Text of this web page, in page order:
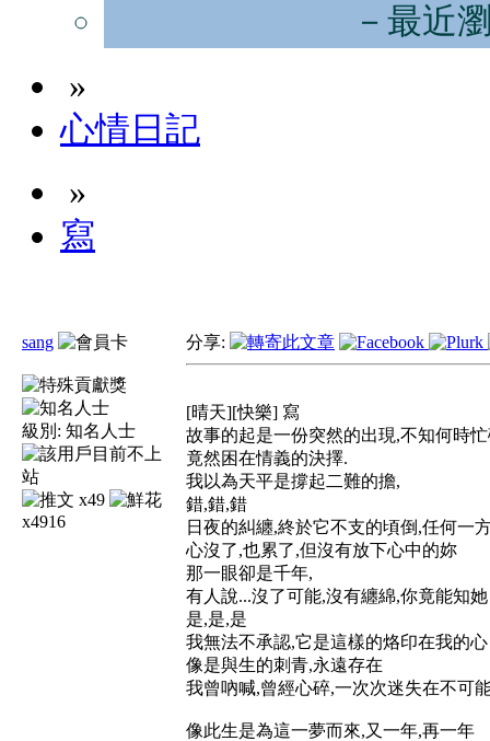
－最近
»
心情日記
»
寫
sang
級別: 知名人士
x49
x4916
分享:
[晴天][快樂] 寫
故事的起是一份突然的出現,不知何時
竟然困在情義的決擇.
我以為天平是撐起二難的擔,
錯,錯,錯
日夜的糾纏,終於它不支的頃倒,任何一
心沒了,也累了,但沒有放下心中的妳
那一眼卻是千年,
有人說...沒了可能,沒有纏綿,你竟能知她
是,是,是
我無法不承認,它是這樣的烙印在我的心
像是與生的刺青,永遠存在
我曾吶喊,曾經心碎,一次次迷失在不可
像此生是為這一夢而來,又一年,再一年